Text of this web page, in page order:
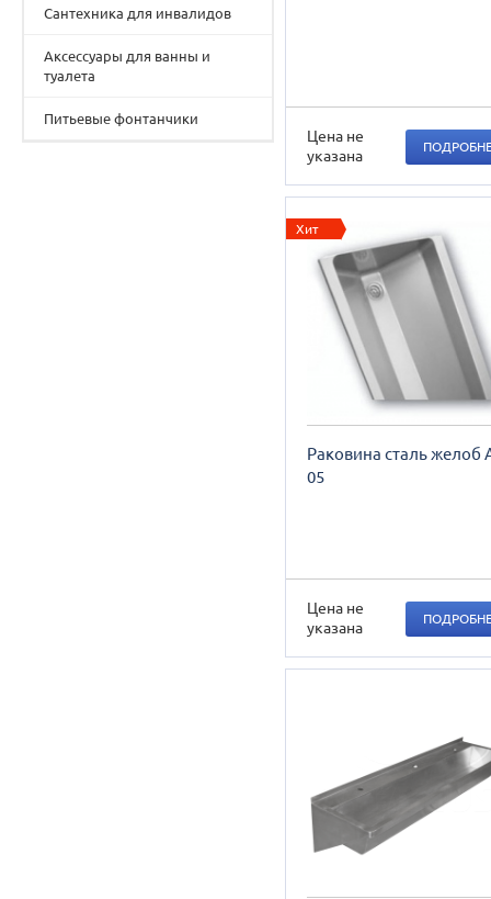
Сантехника для инвалидов
Аксессуары для ванны и
туалета
Питьевые фонтанчики
Цена не
указана
Хит
Раковина сталь желоб
05
Цена не
указана